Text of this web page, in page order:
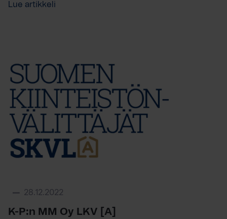
Lue artikkeli
28.12.2022
K-P:n MM Oy LKV [A]